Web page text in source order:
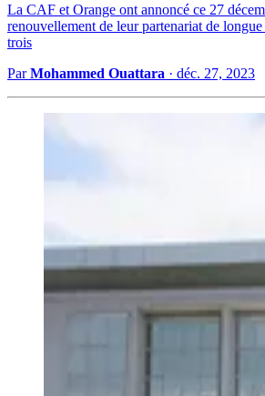
La CAF et Orange ont annoncé ce 27
renouvellement de leur partenariat de
trois
ParMohammed Ouattara · déc. 27, 2023